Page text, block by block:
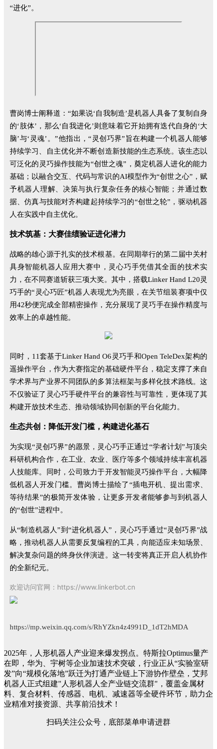
“进化”。
曹岗博士阐释道：“如果说‘自我制造’是机器人具备了复制自身
的‘肢体’，那么‘自我进化’则意味着它开始拥有迭代自身的‘大
脑’与‘灵魂’。”他指出，“灵创巧界”旨在构建一个机器人能够
持续学习、自主优化并不断创造新技能的生态系统。该生态以
可泛化的灵巧操作技能为“创世之魂”，奠定机器人进化的能力
基础；以融合交互、代码与常识的AI模型作为“创世之心”，赋
予机器人理解、决策与执行复杂任务的核心智能；并通过数
据、仿真与技能对齐构建起持续学习的“创世之轮”，驱动机器
人在实践中自主优化。
技术筑基：大赛佳绩验证进化潜力
战略的雄心源于扎实的技术根基。在同期举行的第二届中关村
具身智能机器人应用大赛中，灵心巧手凭借其全面的技术实
力，在不同赛道斩获三项大奖。其中，搭载Linker Hand L20灵
巧手的“灵心巧匠”机器人表现尤为亮眼，在关节组装赛项中仅
用42秒便完成全部精密操作，充分展现了灵巧手在操作精度与
效率上的卓越性能。
同时，11套基于Linker Hand O6灵巧手和Open TeleDex架构的
遥操作平台，作为大赛指定的基础硬件平台，稳定支撑了来自
学术界与产业界不同团队的多算法框架与多样化技术路线。这
不仅验证了灵心巧手硬件平台的兼容性与可靠性，更体现了其
构建开放技术生态、推动领域协同创新的平台化能力。
生态共创：降低开发门槛，构建进化基石
为实现“灵创巧界”的愿景，灵心巧手正通过“学者计划”与顶尖
科研机构合作，在工业、农业、医疗等多个领域持续丰富机器
人技能库。同时，公司致力于开发智能灵巧操作平台，大幅降
低机器人开发门槛。曹岗博士描绘了“插电开机、提出需求、
等待结果”的极简开发体验，让更多开发者能够参与到机器人
的“创世”进程中。
从“制造机器人”到“进化机器人”，灵心巧手通过“灵创巧界”战
略，推动机器人从需要反复编程的工具，向能适应未知场景、
解决复杂问题的终身伙伴演进。这一转变将真正开启人机协作
的全新纪元。
欢迎访问官网：https://www.linkerbot.cn
https://mp.weixin.qq.com/s/RhYZkn4z4991D_1dT2hMDA
2025年，人形机器人产业迎来爆发拐点。特斯拉Optimus量产
在即，华为、宇树等企业加速技术突破，行业正从“实验室研
发”向“规模化落地”跃迁为打通产业链上下游协作壁垒，艾邦
机器人正式组建"人形机器人全产业链交流群"，覆盖金属材
料、复合材料、传感器、电机、减速器等全硬件环节，助力企
业精准对接资源、共享前沿技术！
扫码关注公众号，底部菜单申请进群